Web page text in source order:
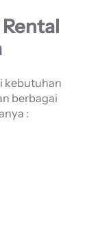
kebutuhan
berbagai
: